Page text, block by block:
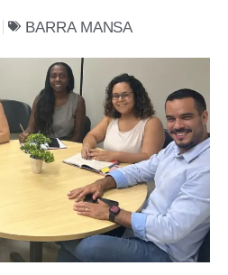
BARRA MANSA